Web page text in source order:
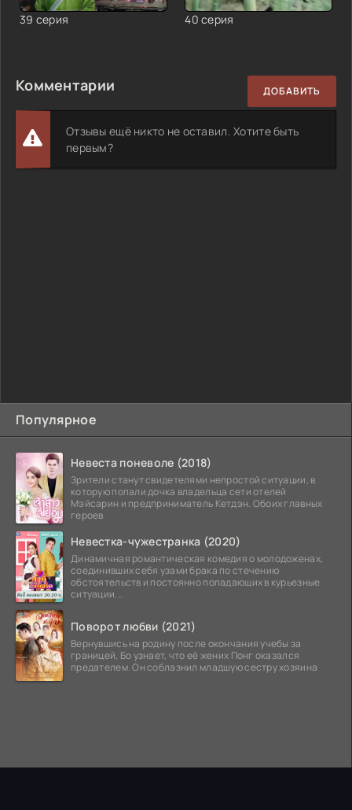
Популярное
Невеста поневоле (2018)
Зрители станут свидетелями непростой ситуации, в
которую попали дочка владельца сети отелей
Мэйсарин и предприниматель Кетдэн. Обоих главных
героев
Невестка-чужестранка (2020)
Динамичная романтическая комедия о молодоженах,
соединивших себя узами брака по стечению
обстоятельств и постоянно попадающих в курьезные
ситуации...
Поворот любви (2021)
Вернувшись на родину после окончания учебы за
границей, Бо узнает, что её жених Понг оказался
предателем. Он соблазнил младшую сестру хозяина
39 серия 40 серия
Комментарии ДОБАВИТЬ
Отзывы ещё никто не оставил. Хотите быть
первым?